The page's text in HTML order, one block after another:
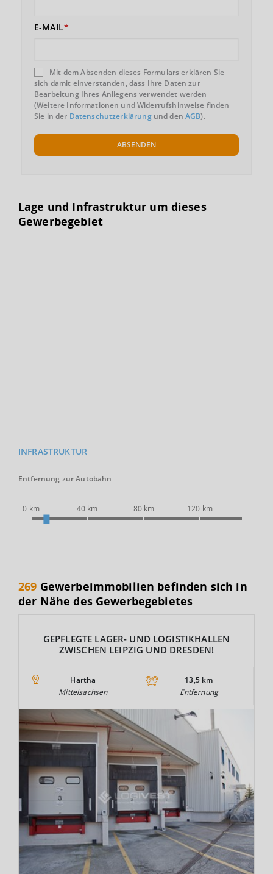
E-MAIL
Mit dem Absenden dieses Formulars erklären Sie
sich damit einverstanden, dass Ihre Daten zur
Bearbeitung Ihres Anliegens verwendet werden
(Weitere Informationen und Widerrufshinweise finden
Sie in der Datenschutzerklärungund denAGB).
ABSENDEN
Lage und Infrastruktur um dieses
Gewerbegebiet
INFRASTRUKTUR
Entfernung zur Autobahn
0 km 40 km 80 km 120 km
269 Gewerbeimmobilien befinden sich in
der Nähe des Gewerbegebietes
GEPFLEGTE LAGER- UND LOGISTIKHALLEN
ZWISCHEN LEIPZIG UND DRESDEN!
Hartha
Mittelsachsen
13,5 km
Entfernung